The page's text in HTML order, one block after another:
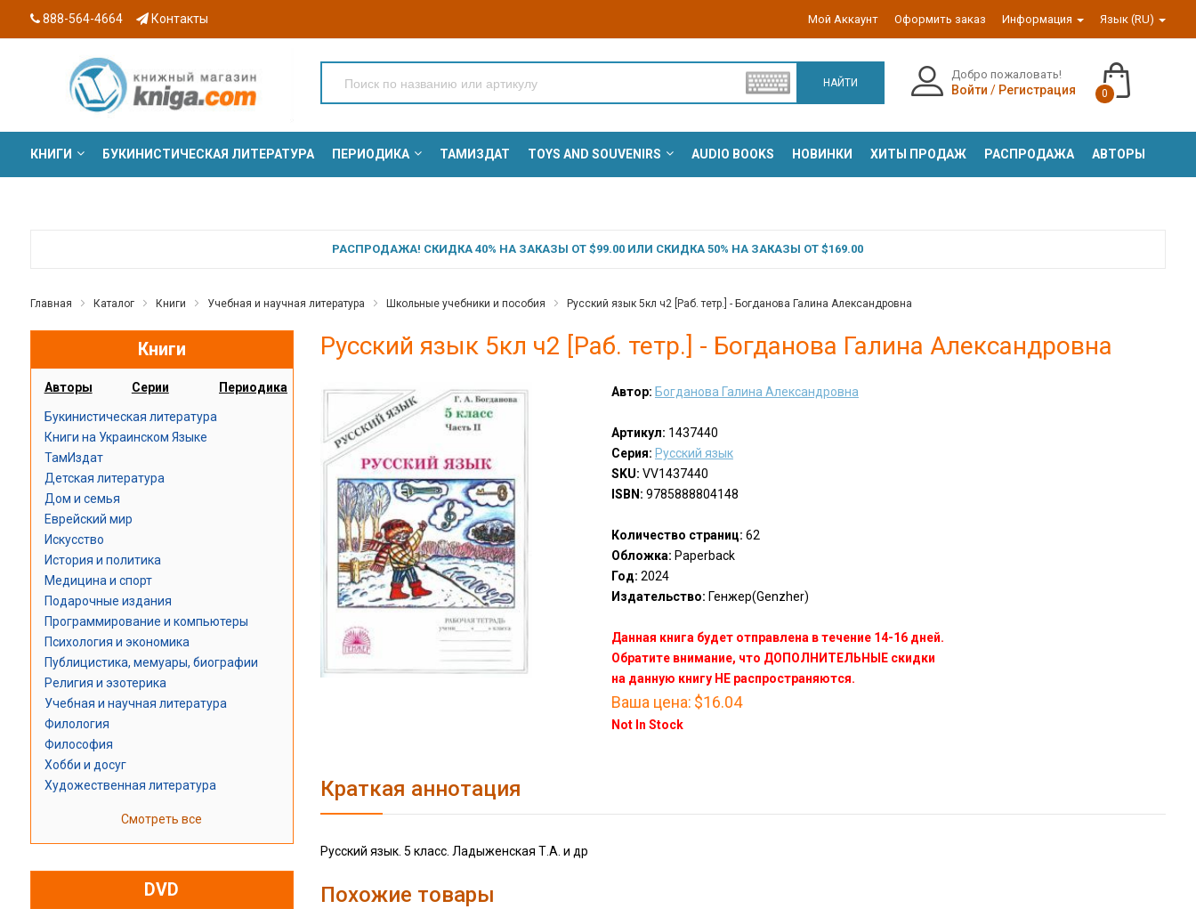
888-564-4664 Контакты Мой Аккаунт Оформить заказ Информация Язык (RU)
НАЙТИ
Добро пожаловать!
Войти / Регистрация 0
КНИГИ БУКИНИСТИЧЕСКАЯ ЛИТЕРАТУРА ПЕРИОДИКА ТАМИЗДАТ TOYS AND SOUVENIRS AUDIO BOOKS НОВИНКИ ХИТЫ ПРОДАЖ РАСПРОДАЖА АВТОРЫ
РАСПРОДАЖА! СКИДКА 40% НА ЗАКАЗЫ ОТ $99.00 ИЛИ СКИДКА 50% НА ЗАКАЗЫ ОТ $169.00
Главная Каталог Книги Учебная и научная литература Школьные учебники и пособия Русский язык 5кл ч2 [Раб. тетр.] - Богданова Галина Александровна
Книги
Авторы Серии Периодика
Букинистическая литература
Книги на Украинском Языке
ТамИздат
Детская литература
Дом и семья
Еврейский мир
Искусство
История и политика
Медицина и спорт
Подарочные издания
Программирование и компьютеры
Психология и экономика
Публицистика, мемуары, биографии
Религия и эзотерика
Учебная и научная литература
Филология
Философия
Хобби и досуг
Художественная литература
Смотреть все
DVD
Русский язык 5кл ч2 [Раб. тетр.] - Богданова Галина Александровна
Автор: Богданова Галина Александровна
Артикул: 1437440
Серия: Русский язык
SKU: VV1437440
ISBN: 9785888804148
Количество страниц: 62
Обложка: Paperback
Год: 2024
Издательство: Генжер(Genzher)
Данная книга будет отправлена в течение 14-16 дней.
Обратите внимание, что ДОПОЛНИТЕЛЬНЫЕ скидки
на данную книгу НЕ распространяются.
Ваша цена: $16.04
Not In Stock
Краткая аннотация
Русский язык. 5 класс. Ладыженская Т.А. и др
Похожие товары